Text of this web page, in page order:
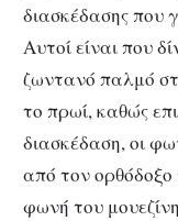
διασκέδασης που
Αυτοί είναι που
ζωντανό παλμό
το πρωί, καθώς
διασκέδαση, οι
από τον ορθόδοξο
φωνή του